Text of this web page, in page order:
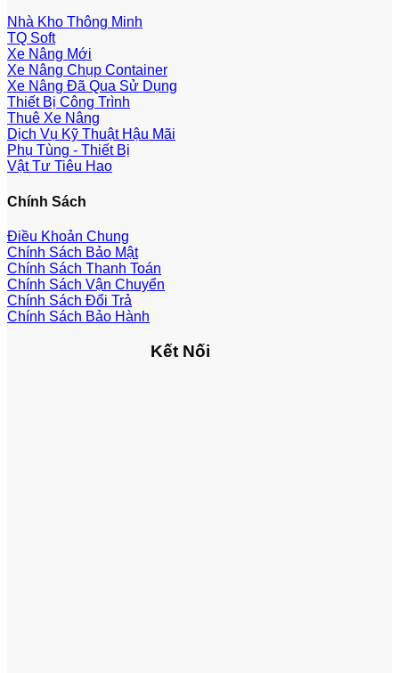
Nhà Kho Thông Minh
TQ Soft
Xe Nâng Mới
Xe Nâng Chụp Container
Xe Nâng Đã Qua Sử Dụng
Thiết Bị Công Trình
Thuê Xe Nâng
Dịch Vụ Kỹ Thuật Hậu Mãi
Phụ Tùng - Thiết Bị
Vật Tư Tiêu Hao
Chính Sách
Điều Khoản Chung
Chính Sách Bảo Mật
Chính Sách Thanh Toán
Chính Sách Vận Chuyển
Chính Sách Đổi Trả
Chính Sách Bảo Hành
Kết Nối